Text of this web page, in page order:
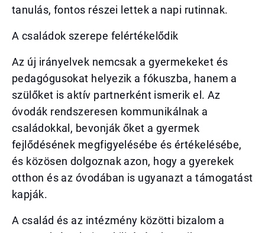
tanulás, fontos részei lettek a napi rutinnak.
A családok szerepe felértékelődik
Az új irányelvek nemcsak a gyermekeket és
pedagógusokat helyezik a fókuszba, hanem a
szülőket is aktív partnerként ismerik el. Az
óvodák rendszeresen kommunikálnak a
családokkal, bevonják őket a gyermek
fejlődésének megfigyelésébe és értékelésébe,
és közösen dolgoznak azon, hogy a gyerekek
otthon és az óvodában is ugyanazt a támogatást
kapják.
A család és az intézmény közötti bizalom a